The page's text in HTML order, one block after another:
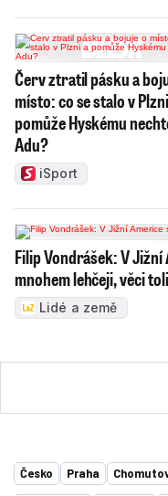
Červ ztratil pásku a
místo: co se stalo v
pomůže Hyskému
Adu?
iSport
Filip Vondrášek: V
mnohem lehčeji, věci
Lidé a země
Česko Praha